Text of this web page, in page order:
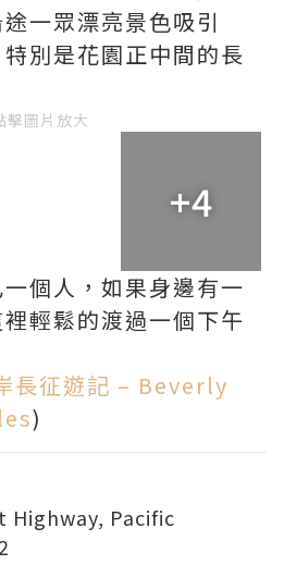
一眾漂亮景色吸引
別是花園正中間的長
擊圖片放大
+4
個人，如果身邊有一
輕鬆的渡過一個下午
長征遊記 – Beverly
)
Highway, Pacific